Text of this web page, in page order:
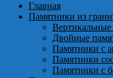
Главная
Памятники из
Двойные
Памятники с
Памятники
Памятники с